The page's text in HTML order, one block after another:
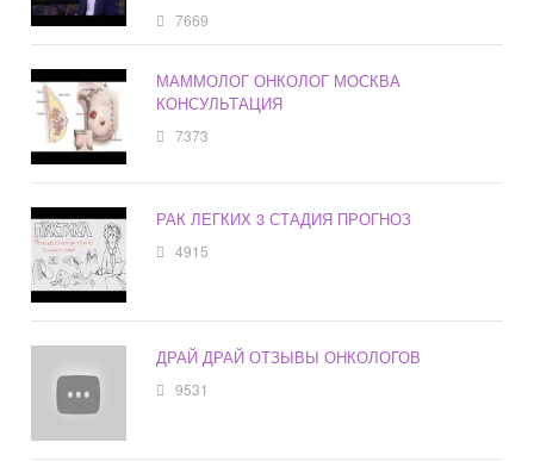
7669
МАММОЛОГ ОНКОЛОГ МОСКВА
КОНСУЛЬТАЦИЯ
7373
РАК ЛЕГКИХ 3 СТАДИЯ ПРОГНОЗ
4915
ДРАЙ ДРАЙ ОТЗЫВЫ ОНКОЛОГОВ
9531